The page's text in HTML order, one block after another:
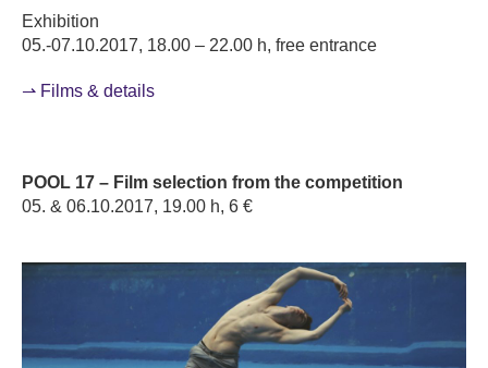
Exhibition
05.-07.10.2017, 18.00 – 22.00 h, free entrance
⇀ Films & details
POOL 17 – Film selection from the competition
05. & 06.10.2017, 19.00 h, 6 €